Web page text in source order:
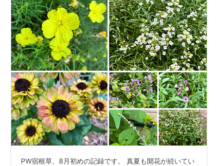
PW宿根草、8月初めの記録です。 真夏も開花が続いてい